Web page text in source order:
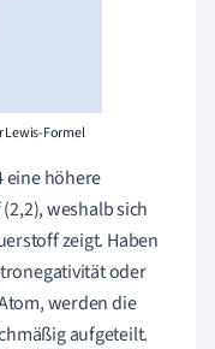
Lewis-Formel
eine höhere
weshalb sich
zeigt. Haben
oder
werden die
aufgeteilt.